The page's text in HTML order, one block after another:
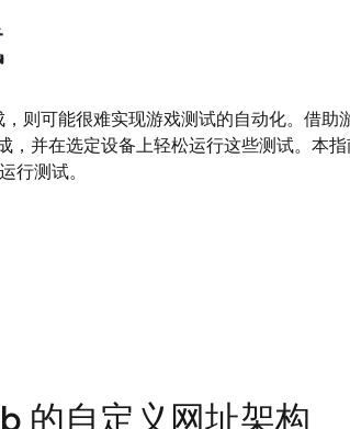
则可能很难实现游戏测试的自动化。借助
，并在选定设备上轻松运行这些测试。本
运行测试。
的自定义网址架构